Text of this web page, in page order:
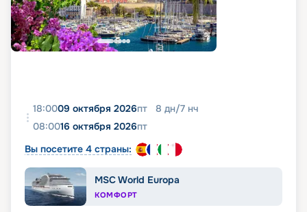
18:0009 октября 2026пт 8 дн/7 нч
08:0016 октября 2026пт
Вы посетите 4 страны:
MSC World Europa
КОМФОРТ